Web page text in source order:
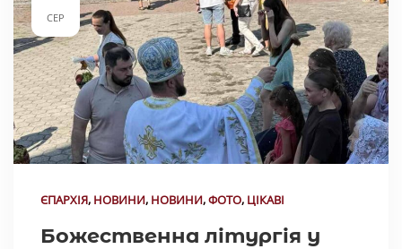
СЕР
ЄПАРХІЯ, НОВИНИ, НОВИНИ,ФОТО, ЦІКАВІ
Божественна літургія у